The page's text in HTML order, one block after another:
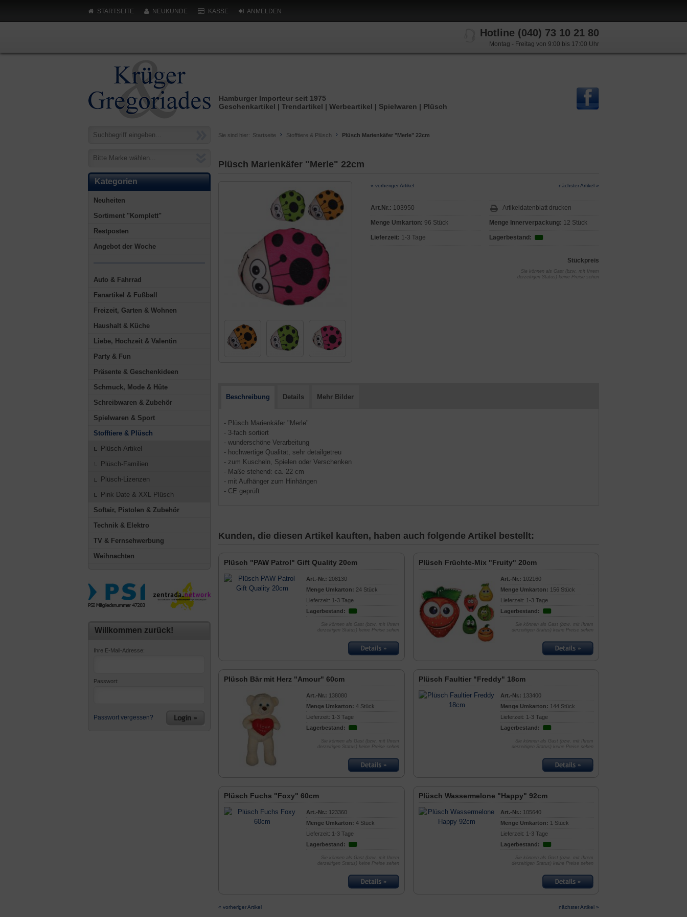
STARTSEITE NEUKUNDE KASSE ANMELDEN
Hotline (040) 73 10 21 80
Montag - Freitag von 9:00 bis 17:00 Uhr
Hamburger Importeur seit 1975
Geschenkartikel | Trendartikel | Werbeartikel | Spielwaren | Plüsch
Bitte Marke wählen...
Kategorien
Neuheiten
Sortiment "Komplett"
Restposten
Angebot der Woche
Auto & Fahrrad
Fanartikel & Fußball
Freizeit, Garten & Wohnen
Haushalt & Küche
Liebe, Hochzeit & Valentin
Party & Fun
Präsente & Geschenkideen
Schmuck, Mode & Hüte
Schreibwaren & Zubehör
Spielwaren & Sport
Stofftiere & Plüsch
Plüsch-Artikel
Plüsch-Familien
Plüsch-Lizenzen
Pink Date & XXL Plüsch
Softair, Pistolen & Zubehör
Technik & Elektro
TV & Fernsehwerbung
Weihnachten
Willkommen zurück!
Ihre E-Mail-Adresse:
Passwort:
Passwort vergessen?
Sie sind hier: Startseite Stofftiere & Plüsch Plüsch Marienkäfer "Merle" 22cm
Plüsch Marienkäfer "Merle" 22cm
« vorheriger Artikel nächster Artikel »
Art.Nr.: 103950
Menge Umkarton: 96 Stück
Lieferzeit: 1-3 Tage
Artikeldatenblatt drucken
Menge Innerverpackung: 12 Stück
Lagerbestand:
Stückpreis
Sie können als Gast (bzw. mit Ihrem
derzeitigen Status) keine Preise sehen
Beschreibung Details Mehr Bilder
- Plüsch Marienkäfer "Merle"
- 3-fach sortiert
- wunderschöne Verarbeitung
- hochwertige Qualität, sehr detailgetreu
- zum Kuscheln, Spielen oder Verschenken
- Maße stehend: ca. 22 cm
- mit Aufhänger zum Hinhängen
- CE geprüft
Kunden, die diesen Artikel kauften, haben auch folgende Artikel bestellt:
Plüsch "PAW Patrol" Gift Quality 20cm
Art.-Nr.: 208130
Menge Umkarton: 24 Stück
Lieferzeit: 1-3 Tage
Lagerbestand:
Sie können als Gast (bzw. mit Ihrem
derzeitigen Status) keine Preise sehen
Plüsch Früchte-Mix "Fruity" 20cm
Art.-Nr.: 102160
Menge Umkarton: 156 Stück
Lieferzeit: 1-3 Tage
Lagerbestand:
Sie können als Gast (bzw. mit Ihrem
derzeitigen Status) keine Preise sehen
Plüsch Bär mit Herz "Amour" 60cm
Art.-Nr.: 138080
Menge Umkarton: 4 Stück
Lieferzeit: 1-3 Tage
Lagerbestand:
Sie können als Gast (bzw. mit Ihrem
derzeitigen Status) keine Preise sehen
Plüsch Faultier "Freddy" 18cm
Art.-Nr.: 133400
Menge Umkarton: 144 Stück
Lieferzeit: 1-3 Tage
Lagerbestand:
Sie können als Gast (bzw. mit Ihrem
derzeitigen Status) keine Preise sehen
Plüsch Fuchs "Foxy" 60cm
Art.-Nr.: 123360
Menge Umkarton: 4 Stück
Lieferzeit: 1-3 Tage
Lagerbestand:
Sie können als Gast (bzw. mit Ihrem
derzeitigen Status) keine Preise sehen
Plüsch Wassermelone "Happy" 92cm
Art.-Nr.: 105640
Menge Umkarton: 1 Stück
Lieferzeit: 1-3 Tage
Lagerbestand:
Sie können als Gast (bzw. mit Ihrem
derzeitigen Status) keine Preise sehen
« vorheriger Artikel nächster Artikel »